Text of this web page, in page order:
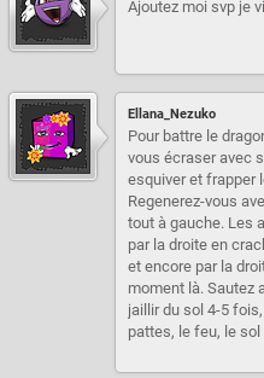
Ajoutez moi svp je
Ellana_Nezuko
Pour battre le
vous écraser avec
esquiver et frapper
Regenerez-vous
tout à gauche. Les
par la droite en
et encore par la
moment là. Sautez
jaillir du sol 4-5
pattes, le feu, le sol